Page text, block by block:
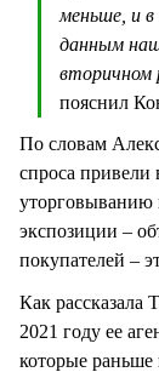
меньше, и
данным
вторичном
пояснил
По словам
спроса
уторговыванию
экспозиции –
покупателей –
Как
2021 году ее
которые раньше